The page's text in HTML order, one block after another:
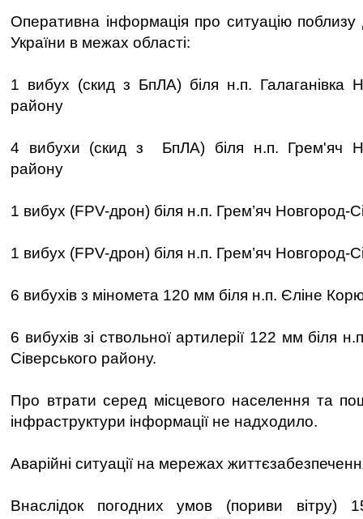
Оперативна інформація про ситуацію
України в межах області:
1 вибух (скид з БпЛА) біля н.п. Галаганівка
району
4 вибухи (скид з БпЛА) біля н.п. Грем'яч
району
1 вибух (FPV-дрон) біля н.п. Грем’яч Новгород-
1 вибух (FPV-дрон) біля н.п. Грем’яч Новгород-
6 вибухів з міномета 120 мм біля н.п. Єліне
6 вибухів зі ствольної артилерії 122 мм біля
Сіверського району.
Про втрати серед місцевого населення та
інфраструктури інформації не надходило.
Аварійні ситуації на мережах
Внаслідок погодних умов (пориви вітру)